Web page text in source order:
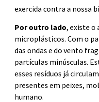
exercida contra a nossa
Por outro lado, existe o
microplásticos. Com o
das ondas e do vento
partículas minúsculas.
esses resíduos já
presentes em peixes,
humano.